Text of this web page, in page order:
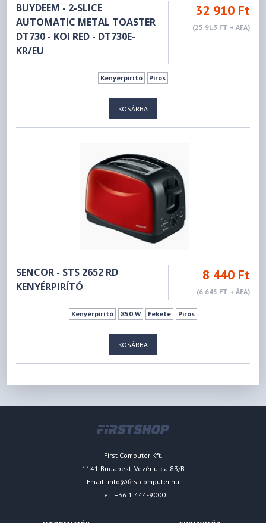
BUYDEEM - 2-SLICE
AUTOMATIC METAL TOASTER
DT730 - KOI RED - DT730E-
KR/EU
32 910 Ft
(25 913 FT + ÁFA)
Kenyérpirító Piros
KOSÁRBA
SENCOR - STS 2652 RD
KENYÉRPIRÍTÓ
8 440 Ft
(6 645 FT + ÁFA)
Kenyérpirító 850 W Fekete Piros
KOSÁRBA
First Computer Kft.
1141 Budapest, Vezér utca 83/B
Email: info@firstcomputer.hu
Tel: +36 1 444-9000